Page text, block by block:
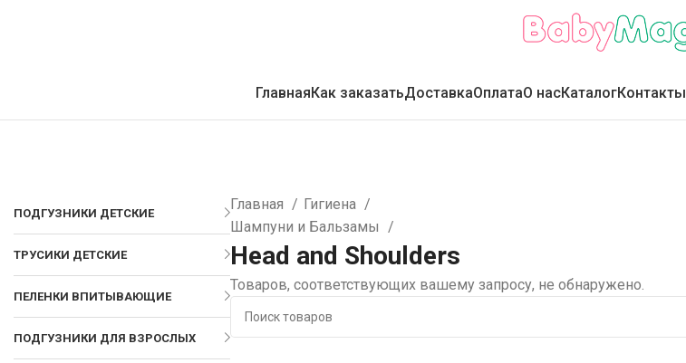
ГлавнаяКак заказатьДоставкаОплатаО насКаталогКонтакты
ПОДГУЗНИКИ ДЕТСКИЕ
ТРУСИКИ ДЕТСКИЕ
ПЕЛЕНКИ ВПИТЫВАЮЩИЕ
ПОДГУЗНИКИ ДЛЯ ВЗРОСЛЫХ
Главная
Гигиена
Шампуни и Бальзамы
Head and Shoulders
Товаров, соответствующих вашему запросу, не обнаружено.